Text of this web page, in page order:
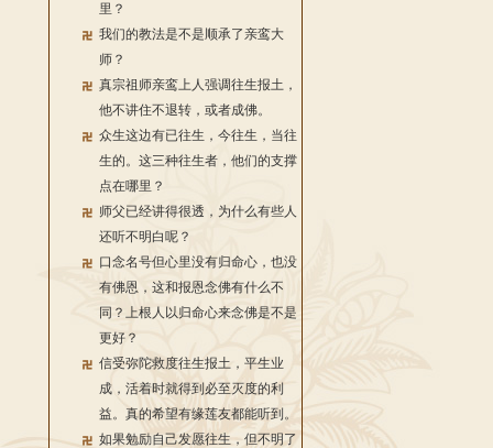
里？
我们的教法是不是顺承了亲鸾大
师？
真宗祖师亲鸾上人强调往生报土，
他不讲住不退转，或者成佛。
众生这边有已往生，今往生，当往
生的。这三种往生者，他们的支撑
点在哪里？
师父已经讲得很透，为什么有些人
还听不明白呢？
口念名号但心里没有归命心，也没
有佛恩，这和报恩念佛有什么不
同？上根人以归命心来念佛是不是
更好？
信受弥陀救度往生报土，平生业
成，活着时就得到必至灭度的利
益。真的希望有缘莲友都能听到。
如果勉励自己发愿往生，但不明了